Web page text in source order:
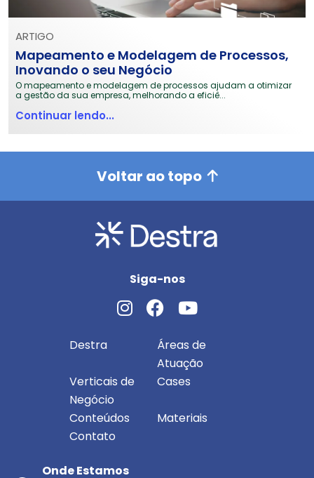
ARTIGO
Mapeamento e Modelagem de Processos,
Inovando o seu Negócio
O mapeamento e modelagem de processos ajudam a otimizar
a gestão da sua empresa, melhorando a eficiê...
Continuar lendo...
Voltar ao topo
Siga-nos
Destra
Áreas de
Atuação
Verticais de
Negócio
Cases
Conteúdos
Materiais
Contato
Onde Estamos